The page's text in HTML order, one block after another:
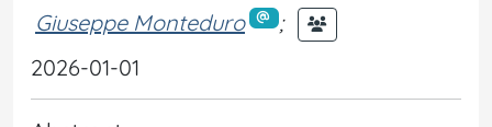
Giuseppe Monteduro
;
2026-01-01